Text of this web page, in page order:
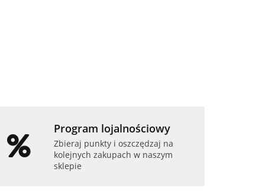
Program lojalnościowy
Zbieraj punkty i oszczędzaj na
kolejnych zakupach w naszym
sklepie